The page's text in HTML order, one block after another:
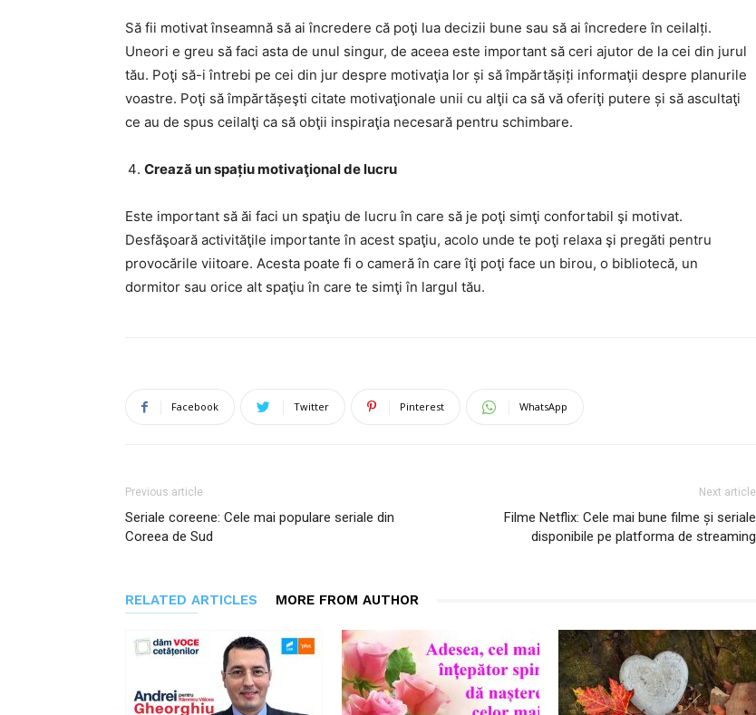
Să fii motivat înseamnă să ai încredere că poţi lua decizii bune sau să ai încredere în ceilalți.
Uneori e greu să faci asta de unul singur, de aceea este important să ceri ajutor de la cei din jurul
tău. Poţi să-i întrebi pe cei din jur despre motivaţia lor și să împărtășiți informaţii despre planurile
voastre. Poţi să împărtășeşti citate motivaţionale unii cu alţii ca să vă oferiţi putere și să ascultaţi
ce au de spus ceilalţi ca să obţii inspiraţia necesară pentru schimbare.
Crează un spațiu motivaţional de lucru
Este important să ăi faci un spaţiu de lucru în care să je poţi simţi confortabil şi motivat.
Desfăşoară activităţile importante în acest spaţiu, acolo unde te poţi relaxa şi pregăti pentru
provocările viitoare. Acesta poate fi o cameră în care îţi poţi face un birou, o bibliotecă, un
dormitor sau orice alt spaţiu în care te simţi în largul tău.
Facebook Twitter Pinterest WhatsApp
Previous article
Seriale coreene: Cele mai populare seriale din
Coreea de Sud
Next article
Filme Netflix: Cele mai bune filme și seriale
disponibile pe platforma de streaming
RELATED ARTICLES MORE FROM AUTHOR